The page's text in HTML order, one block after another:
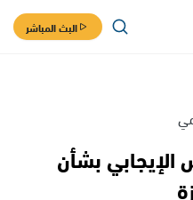
البث المباشر
بشأن